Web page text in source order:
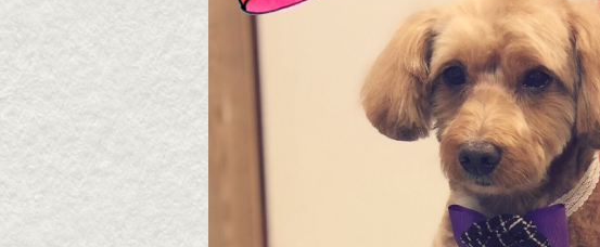
2026・8・7 うずらち
2026年08月07日
▶続きを読